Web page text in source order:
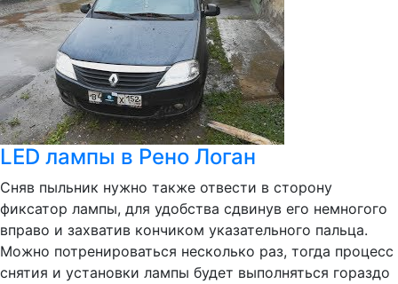
LED лампы в Рено Логан
Сняв пыльник нужно также отвести в сторону
фиксатор лампы, для удобства сдвинув его немногого
вправо и захватив кончиком указательного пальца.
Можно потренироваться несколько раз, тогда процесс
снятия и установки лампы будет выполняться гораздо